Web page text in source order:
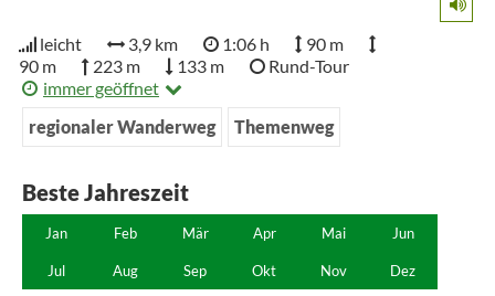
leicht 3,9 km 1:06 h
90 m
90 m
223 m 133 m
Rund-Tour
immer geöffnet
regionaler Wanderweg
Themenweg
Beste Jahreszeit
Jan Feb Mär Apr Mai Jun
Jul Aug Sep Okt Nov Dez